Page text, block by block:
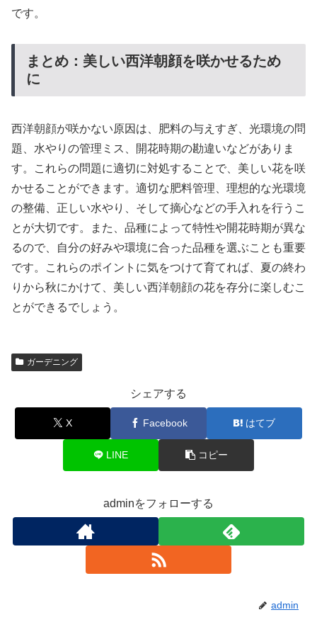
です。
まとめ：美しい西洋朝顔を咲かせるため
に
西洋朝顔が咲かない原因は、肥料の与えすぎ、光環境の問
題、水やりの管理ミス、開花時期の勘違いなどがありま
す。これらの問題に適切に対処することで、美しい花を咲
かせることができます。適切な肥料管理、理想的な光環境
の整備、正しい水やり、そして摘心などの手入れを行うこ
とが大切です。また、品種によって特性や開花時期が異な
るので、自分の好みや環境に合った品種を選ぶことも重要
です。これらのポイントに気をつけて育てれば、夏の終わ
りから秋にかけて、美しい西洋朝顔の花を存分に楽しむこ
とができるでしょう。
ガーデニング
シェアする
X Facebook はてブ
LINE コピー
adminをフォローする
admin